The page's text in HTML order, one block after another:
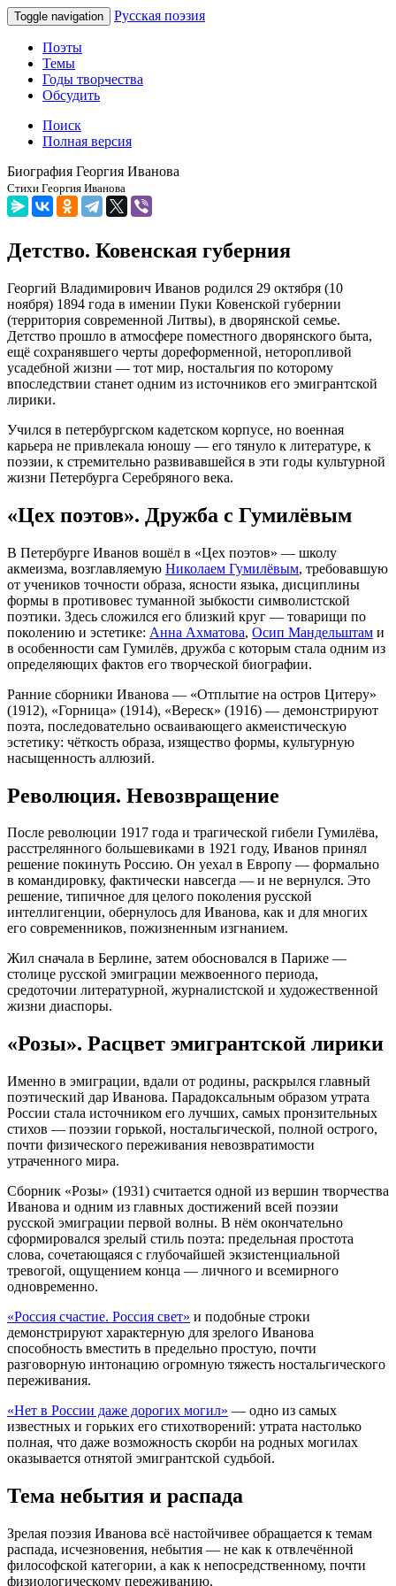
Toggle navigation Русская поэзия
Поэты
Темы
Годы творчества
Обсудить
Поиск
Полная версия
Биография Георгия Иванова
Стихи Георгия Иванова
Детство. Ковенская губерния
Георгий Владимирович Иванов родился 29 октября (10
ноября) 1894 года в имении Пуки Ковенской губернии
(территория современной Литвы), в дворянской семье.
Детство прошло в атмосфере поместного дворянского быта,
ещё сохранявшего черты дореформенной, неторопливой
усадебной жизни — тот мир, ностальгия по которому
впоследствии станет одним из источников его эмигрантской
лирики.
Учился в петербургском кадетском корпусе, но военная
карьера не привлекала юношу — его тянуло к литературе, к
поэзии, к стремительно развивавшейся в эти годы культурной
жизни Петербурга Серебряного века.
«Цех поэтов». Дружба с Гумилёвым
В Петербурге Иванов вошёл в «Цех поэтов» — школу
акмеизма, возглавляемую Николаем Гумилёвым, требовавшую
от учеников точности образа, ясности языка, дисциплины
формы в противовес туманной зыбкости символистской
поэтики. Здесь сложился его близкий круг — товарищи по
поколению и эстетике: Анна Ахматова, Осип Мандельштам и
в особенности сам Гумилёв, дружба с которым стала одним из
определяющих фактов его творческой биографии.
Ранние сборники Иванова — «Отплытие на остров Цитеру»
(1912), «Горница» (1914), «Вереск» (1916) — демонстрируют
поэта, последовательно осваивающего акмеистическую
эстетику: чёткость образа, изящество формы, культурную
насыщенность аллюзий.
Революция. Невозвращение
После революции 1917 года и трагической гибели Гумилёва,
расстрелянного большевиками в 1921 году, Иванов принял
решение покинуть Россию. Он уехал в Европу — формально
в командировку, фактически навсегда — и не вернулся. Это
решение, типичное для целого поколения русской
интеллигенции, обернулось для Иванова, как и для многих
его современников, пожизненным изгнанием.
Жил сначала в Берлине, затем обосновался в Париже —
столице русской эмиграции межвоенного периода,
средоточии литературной, журналистской и художественной
жизни диаспоры.
«Розы». Расцвет эмигрантской лирики
Именно в эмиграции, вдали от родины, раскрылся главный
поэтический дар Иванова. Парадоксальным образом утрата
России стала источником его лучших, самых пронзительных
стихов — поэзии горькой, ностальгической, полной острого,
почти физического переживания невозвратимости
утраченного мира.
Сборник «Розы» (1931) считается одной из вершин творчества
Иванова и одним из главных достижений всей поэзии
русской эмиграции первой волны. В нём окончательно
сформировался зрелый стиль поэта: предельная простота
слова, сочетающаяся с глубочайшей экзистенциальной
тревогой, ощущением конца — личного и всемирного
одновременно.
«Россия счастие. Россия свет» и подобные строки
демонстрируют характерную для зрелого Иванова
способность вместить в предельно простую, почти
разговорную интонацию огромную тяжесть ностальгического
переживания.
«Нет в России даже дорогих могил» — одно из самых
известных и горьких его стихотворений: утрата настолько
полная, что даже возможность скорби на родных могилах
оказывается отнятой эмигрантской судьбой.
Тема небытия и распада
Зрелая поэзия Иванова всё настойчивее обращается к темам
распада, исчезновения, небытия — не как к отвлечённой
философской категории, а как к непосредственному, почти
физиологическому переживанию.